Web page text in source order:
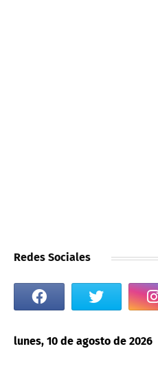
Redes Sociales
lunes, 10 de agosto de 2026